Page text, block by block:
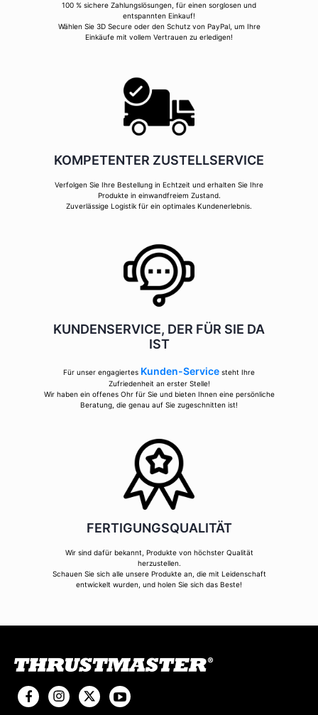
100 % sichere Zahlungslösungen, für einen sorglosen und
entspannten Einkauf!
Wählen Sie 3D Secure oder den Schutz von PayPal, um Ihre
Einkäufe mit vollem Vertrauen zu erledigen!
KOMPETENTER ZUSTELLSERVICE
Verfolgen Sie Ihre Bestellung in Echtzeit und erhalten Sie Ihre
Produkte in einwandfreiem Zustand.
Zuverlässige Logistik für ein optimales Kundenerlebnis.
KUNDENSERVICE, DER FÜR SIE DA
IST
Für unser engagiertes Kunden-Service steht Ihre
Zufriedenheit an erster Stelle!
Wir haben ein offenes Ohr für Sie und bieten Ihnen eine persönliche
Beratung, die genau auf Sie zugeschnitten ist!
FERTIGUNGSQUALITÄT
Wir sind dafür bekannt, Produkte von höchster Qualität
herzustellen.
Schauen Sie sich alle unsere Produkte an, die mit Leidenschaft
entwickelt wurden, und holen Sie sich das Beste!